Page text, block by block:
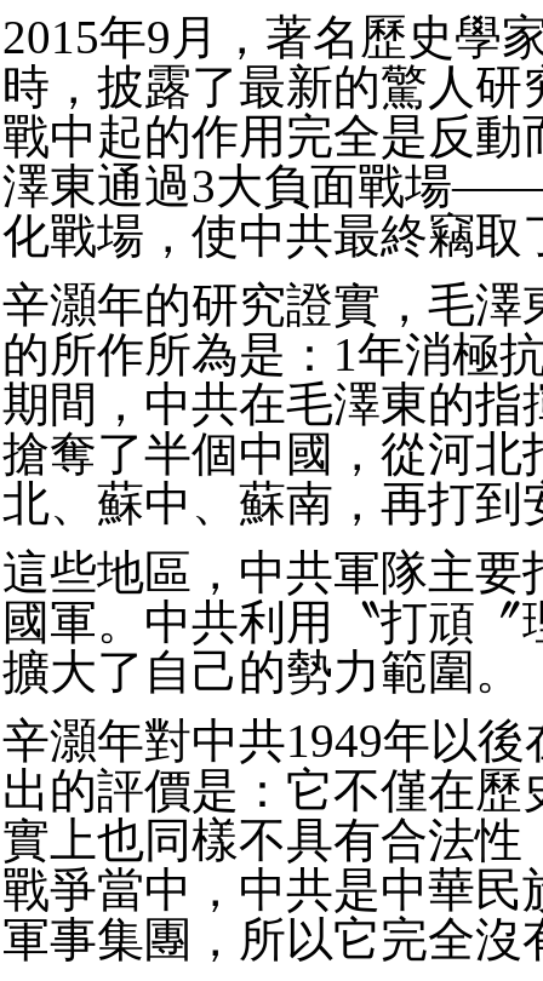
2015年9月，著名歷史學
時，披露了最新的驚人
戰中起的作用完全是反
澤東通過3大負面戰場
化戰場，使中共最終竊取
辛灝年的研究證實，毛
的所作所為是：1年消極
期間，中共在毛澤東的
搶奪了半個中國，從河
北、蘇中、蘇南，再打到
這些地區，中共軍隊主
國軍。中共利用〝打頑
擴大了自己的勢力範圍。
辛灝年對中共1949年以
出的評價是：它不僅在
實上也同樣不具有合法性
戰爭當中，中共是中華
軍事集團，所以它完全沒